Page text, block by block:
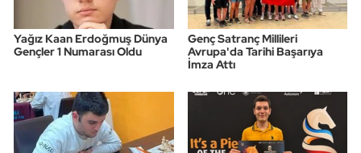
Yağız Kaan Erdoğmuş Dünya
Gençler 1 Numarası Oldu
Genç Satranç Millileri
Avrupa'da Tarihi Başarıya
İmza Attı